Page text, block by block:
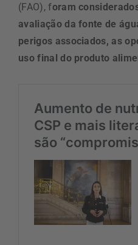
(FAO), foram
avaliação da fonte de
perigos associados, as
uso final do produto